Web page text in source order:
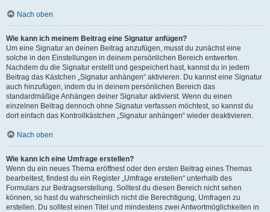
Nach oben
Wie kann ich meinem Beitrag eine Signatur anfügen?
Um eine Signatur an deinen Beitrag anzufügen, musst du zunächst eine
solche in den Einstellungen in deinem persönlichen Bereich entwerfen.
Nachdem du die Signatur erstellt und gespeichert hast, kannst du in jedem
Beitrag das Kästchen „Signatur anhängen“ aktivieren. Du kannst eine Signatur
auch hinzufügen, indem du in deinem persönlichen Bereich das
standardmäßige Anhängen deiner Signatur aktivierst. Wenn du einen
einzelnen Beitrag dennoch ohne Signatur verfassen möchtest, so kannst du
dort einfach das Kontrollkästchen „Signatur anhängen“ wieder deaktivieren.
Nach oben
Wie kann ich eine Umfrage erstellen?
Wenn du ein neues Thema eröffnest oder den ersten Beitrag eines Themas
bearbeitest, findest du ein Register „Umfrage erstellen“ unterhalb des
Formulars zur Beitragserstellung. Solltest du diesen Bereich nicht sehen
können, so hast du wahrscheinlich nicht die Berechtigung, Umfragen zu
erstellen. Du solltest einen Titel und mindestens zwei Antwortmöglichkeiten in